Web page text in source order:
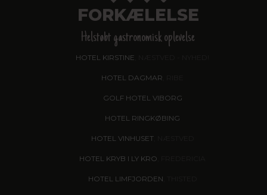
FORKÆLELSE
Helstøbt gastronomisk oplevelse
HOTEL KIRSTINE
HOTEL DAGMAR
GOLF HOTEL VIBORG
HOTEL RINGKØBING
HOTEL VINHUSET, NÆSTVED
HOTEL KRYB I LY KRO
HOTEL LIMFJORDEN